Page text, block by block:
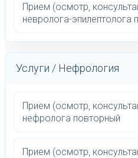
Прием (осмотр,
невролога-эпилептолога
Услуги / Нефрология
Прием (осмотр,
нефролога повторный
Прием (осмотр,